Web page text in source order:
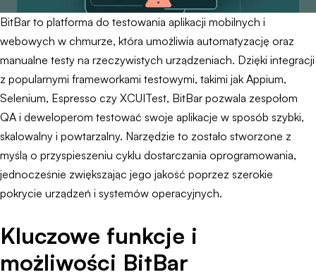
BitBar to platforma do testowania aplikacji mobilnych i
webowych w chmurze, która umożliwia automatyzację oraz
manualne testy na rzeczywistych urządzeniach. Dzięki integracji
z popularnymi frameworkami testowymi, takimi jak Appium,
Selenium, Espresso czy XCUITest, BitBar pozwala zespołom
QA i deweloperom testować swoje aplikacje w sposób szybki,
skalowalny i powtarzalny. Narzędzie to zostało stworzone z
myślą o przyspieszeniu cyklu dostarczania oprogramowania,
jednocześnie zwiększając jego jakość poprzez szerokie
pokrycie urządzeń i systemów operacyjnych.
Kluczowe funkcje i
możliwości BitBar